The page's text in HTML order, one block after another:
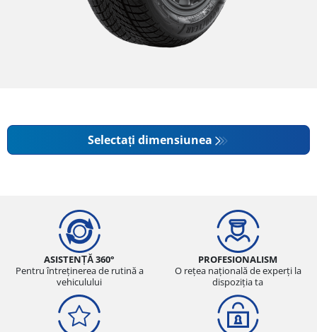
Selectați dimensiunea
ASISTENȚĂ 360°
Pentru întreținerea de rutină a
vehiculului
PROFESIONALISM
O rețea națională de experți la
dispoziția ta